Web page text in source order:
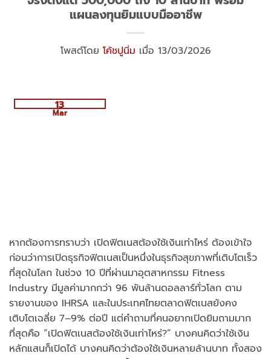
แผนลงทุนยิมแบบมืออาชีพ
โพสต์โดย โค้ชปูนิ่ม เมื่อ 13/03/2026
13
Mar
หากต้องการทราบว่า เปิดฟิตเนสต้องใช้เงินเท่าไหร่ ต้องเข้าใจ
ก่อนว่าการเปิดธุรกิจฟิตเนสเป็นหนึ่งในธุรกิจสุขภาพที่เติบโตเร็ว
ที่สุดในโลก ในช่วง 10 ปีที่ผ่านมาอุตสาหกรรม Fitness
Industry มีมูลค่ามากกว่า 96 พันล้านดอลลาร์ทั่วโลก ตาม
รายงานของ IHRSA และในประเทศไทยตลาดฟิตเนสยังคง
เติบโตเฉลี่ย 7–9% ต่อปี แต่คำถามที่คนอยากเปิดยิมถามมาก
ที่สุดคือ “เปิดฟิตเนสต้องใช้เงินเท่าไหร่?” บางคนคิดว่าใช้เงิน
หลักแสนก็เปิดได้ บางคนคิดว่าต้องใช้เงินหลายล้านบาท ทั้งสอง